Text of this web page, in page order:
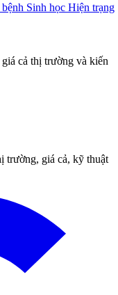
Sinh học Hiện trạng
cả thị trường và kiến
trường, giá cả, kỹ thuật